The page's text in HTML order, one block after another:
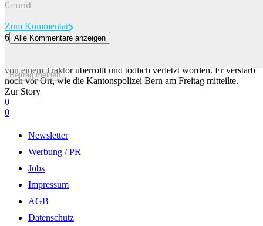
Beitrag melden
Zum Kommentar
6 Alle Kommentare anzeigen
von einem Traktor überrollt und tödlich verletzt worden. Er verstarb
noch vor Ort, wie die Kantonspolizei Bern am Freitag mitteilte.
Zur Story
0
0
Newsletter
Werbung / PR
Jobs
Impressum
AGB
Datenschutz